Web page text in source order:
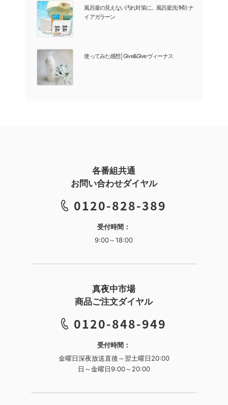
風呂釜の見えない汚れ対策に。風呂釜洗浄剤 ナ
イアガラーン
使ってみた感想│Give&Give ヴィーナス
各番組共通
お問い合わせダイヤル
0120-828-389
受付時間：
9:00～18:00
真夜中市場
商品ご注文ダイヤル
0120-848-949
受付時間：
金曜日深夜放送直後～翌土曜日20:00
日～金曜日9:00～20:00